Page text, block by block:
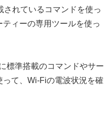
されているコマンドを使っ
ィーの専用ツールを使っ
標準搭載のコマンドやサー
って、Wi-Fiの電波状況を確